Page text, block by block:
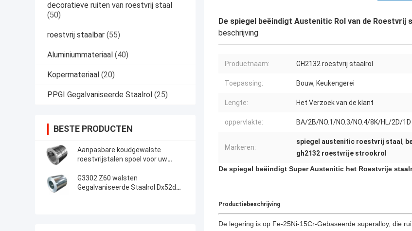
decoratieve ruiten van roestvrij staal
(50)
roestvrij staalbar (55)
Aluminiummateriaal (40)
Kopermateriaal (20)
PPGI Gegalvaniseerde Staalrol (25)
BESTE PRODUCTEN
Aanpasbare koudgewalste
roestvrijstalen spoel voor uw
G3302 Z60 walsten
Gegalvaniseerde Staalrol Dx52d
De spiegel beëindigt Austenitic Rol van de Roestvrij
beschrijving
Productnaam: GH2132 roestvrij staalrol
Toepassing: Bouw, Keukengerei
Lengte: Het Verzoek van de klant
oppervlakte: BA/2B/NO.1/NO.3/NO.4/8K/HL/2D/1D
Markeren:
spiegel austenitic roestvrij staal ,
gh2132 roestvrije strookrol
De spiegel beëindigt Super Austenitic het Roestvrije
Productiebeschrijving
De legering is op Fe-25Ni-15Cr-Gebaseerde superalloy, die